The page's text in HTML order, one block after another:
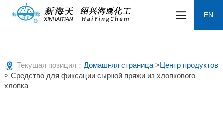
EN
Текущая позиция： Домашняя страница>Центр продуктов
> Средство для фиксации сырной пряжи из хлопкового
хлопка